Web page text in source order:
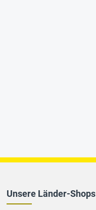
Unsere Länder-Shops